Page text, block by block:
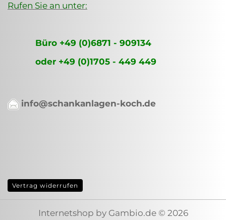
Rufen Sie an unter:
Büro +49 (0)6871 - 909134
oder +49 (0)1705 - 449 449
info@schankanlagen-koch.de
Vertrag widerrufen
Internetshop by Gambio.de © 2026